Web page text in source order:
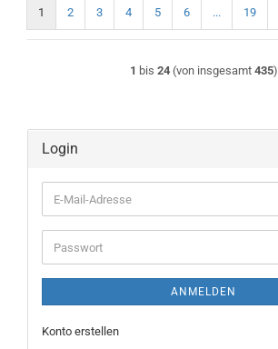
1 2 3 4 5 6 ... 19
1 bis 24(von insgesamt 435)
Login
E-
Mail-
Adresse
Passwort
ANMELDEN
Konto erstellen